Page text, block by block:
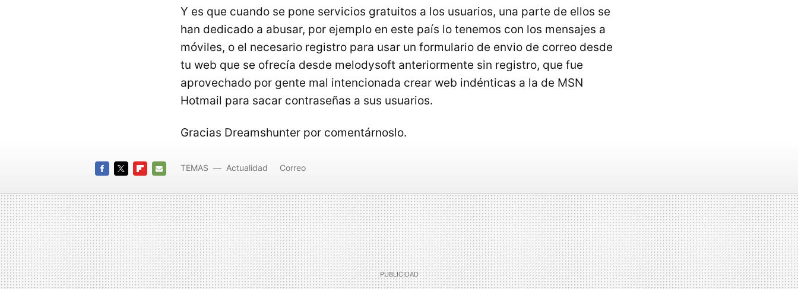
Y es que cuando se pone servicios gratuitos a los usuarios, una parte de ellos se
han dedicado a abusar, por ejemplo en este país lo tenemos con los mensajes a
móviles, o el necesario registro para usar un formulario de envio de correo desde
tu web que se ofrecía desde melodysoft anteriormente sin registro, que fue
aprovechado por gente mal intencionada crear web indénticas a la de MSN
Hotmail para sacar contraseñas a sus usuarios.
Gracias Dreamshunter por comentárnoslo.
MAIL
TEMAS Actualidad Correo